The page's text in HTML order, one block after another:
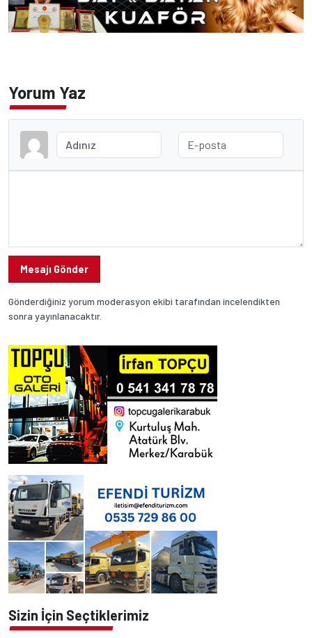
Yorum Yaz
Mesajı Gönder
Gönderdiğiniz yorum moderasyon ekibi tarafından incelendikten
sonra yayınlanacaktır.
Sizin İçin Seçtiklerimiz